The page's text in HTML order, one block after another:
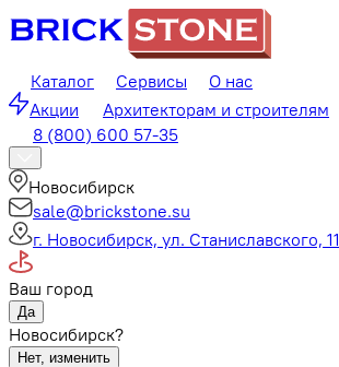
Каталог Сервисы
О нас
Акции
Архитекторам и строителям
8 (800) 600 57-35
Новосибирск
sale@brickstone.su
г. Новосибирск, ул. Станиславского, 11
Ваш город
Да
Новосибирск?
Нет, изменить